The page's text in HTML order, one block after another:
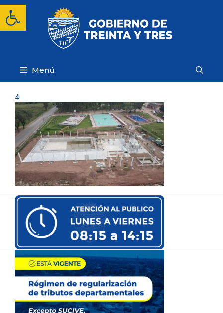
Abrir barra de herramientas
Saltar
contenido
Menú
4